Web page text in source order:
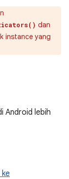
dan
instance yang
Android lebih